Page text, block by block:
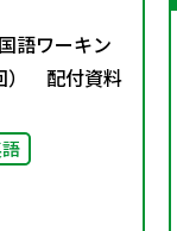
語ワーキン
） 配付資料